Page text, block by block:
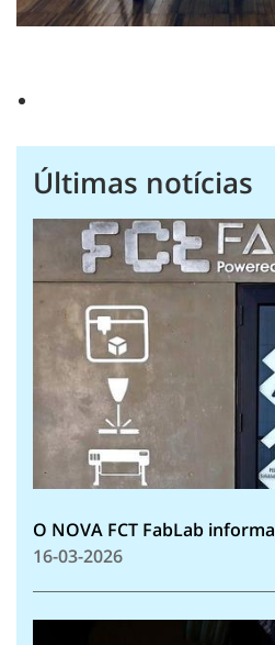
Últimas notícias
O NOVA FCT FabLab informa
16-03-2026